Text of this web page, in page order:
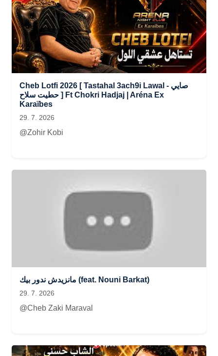
Cheb Lotfi 2026 [ Tastahal 3ach9i Lawal - صايي
حطيت سلاح ] Ft Chokri Hadjaj | Aréna Ex
Karaïbes
29. 7. 2026
@Zohir Kobi
مانزيدش ندور بيك (feat. Nouni Barkat)
29. 7. 2026
@Cheb Zaki Maraval